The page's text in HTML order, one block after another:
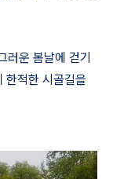
러운 봄날에 걷기
한적한 시골길을